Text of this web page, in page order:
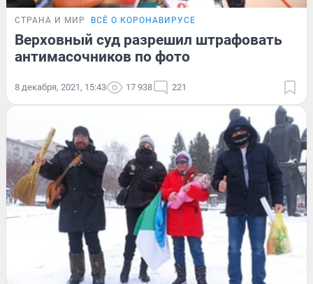
СТРАНА И МИР ВСЁ О КОРОНАВИРУСЕ
Верховный суд разрешил штрафовать
антимасочников по фото
8 декабря, 2021, 15:43 17 938 221